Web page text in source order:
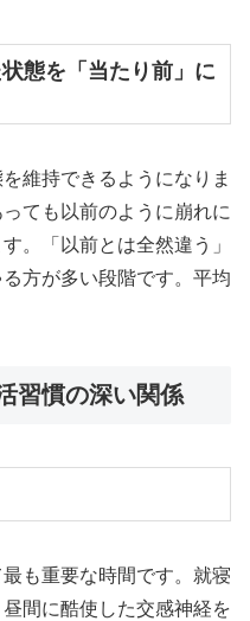
態を「当たり前」に
維持できるようになりま
ても以前のように崩れに
。「以前とは全然違う」
方が多い段階です。平均
習慣の深い関係
も重要な時間です。就寝
間に酷使した交感神経を